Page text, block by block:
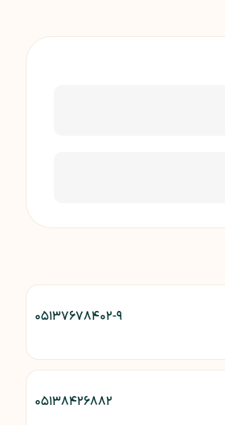
۰۵۱۳۷۶۷۸۴۰۲-۹
۰۵۱۳۸۴۲۶۸۸۲